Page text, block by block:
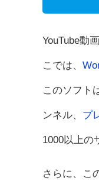
YouTube動
こでは、
このソフト
ンネル、 プ
1000以上の
さらに、こ